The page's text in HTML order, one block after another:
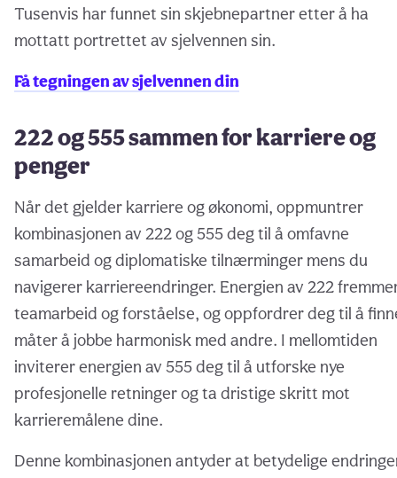
Tusenvis har funnet sin skjebnepartner etter å ha
mottatt portrettet av sjelvennen sin.
Få tegningen av sjelvennen din
222 og 555 sammen for karriere og
penger
Når det gjelder karriere og økonomi, oppmuntrer
kombinasjonen av 222 og 555 deg til å omfavne
samarbeid og diplomatiske tilnærminger mens du
navigerer karriereendringer. Energien av 222
teamarbeid og forståelse, og oppfordrer deg til å
måter å jobbe harmonisk med andre. I mellomtiden
inviterer energien av 555 deg til å utforske nye
profesjonelle retninger og ta dristige skritt mot
karrieremålene dine.
Denne kombinasjonen antyder at betydelige